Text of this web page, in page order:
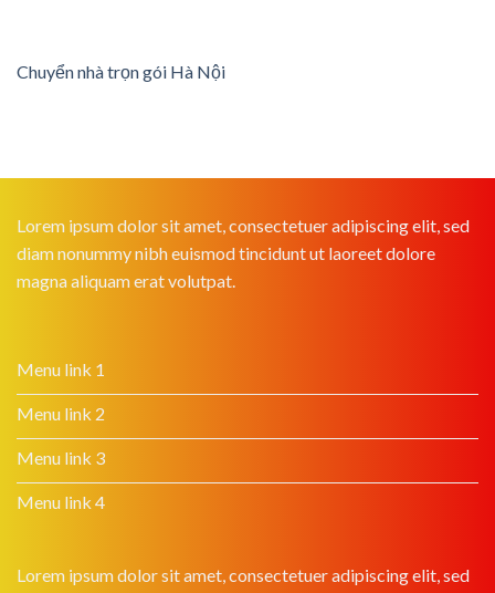
Chuyển nhà trọn gói Hà Nội
Lorem ipsum dolor sit amet, consectetuer adipiscing elit, sed
diam nonummy nibh euismod tincidunt ut laoreet dolore
magna aliquam erat volutpat.
Menu link 1
Menu link 2
Menu link 3
Menu link 4
Lorem ipsum dolor sit amet, consectetuer adipiscing elit, sed